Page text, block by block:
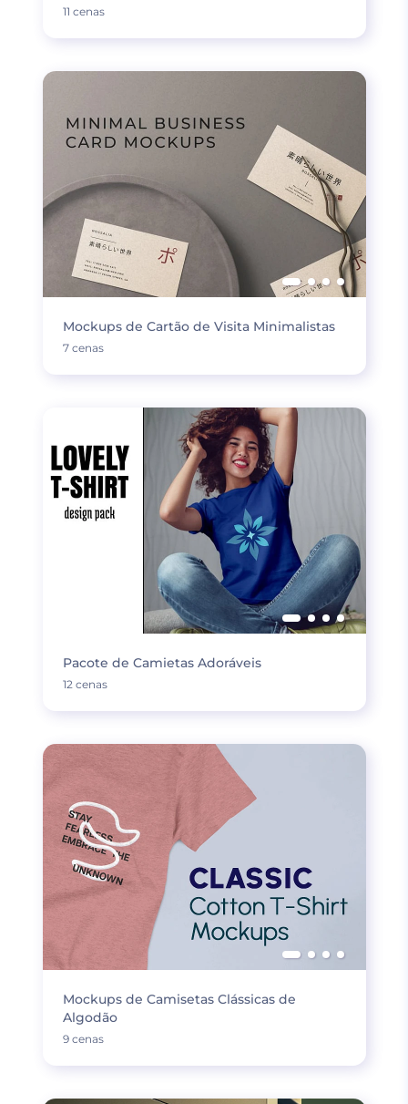
11 cenas
Mockups de Cartão de Visita Minimalistas
7 cenas
Pacote de Camietas Adoráveis
12 cenas
Mockups de Camisetas Clássicas de
Algodão
9 cenas